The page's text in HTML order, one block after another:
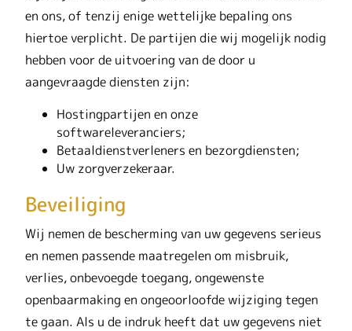
en ons, of tenzij enige wettelijke bepaling ons
hiertoe verplicht. De partijen die wij mogelijk nodig
hebben voor de uitvoering van de door u
aangevraagde diensten zijn:
Hostingpartijen en onze
softwareleveranciers;
Betaaldienstverleners en bezorgdiensten;
Uw zorgverzekeraar.
Beveiliging
Wij nemen de bescherming van uw gegevens serieus
en nemen passende maatregelen om misbruik,
verlies, onbevoegde toegang, ongewenste
openbaarmaking en ongeoorloofde wijziging tegen
te gaan. Als u de indruk heeft dat uw gegevens niet